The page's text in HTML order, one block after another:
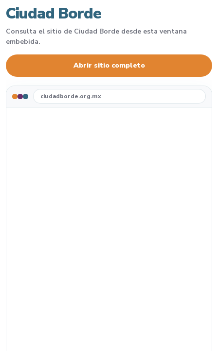
Ciudad Borde
Consulta el sitio de Ciudad Borde desde esta ventana
embebida.
Abrir sitio completo
ciudadborde.org.mx